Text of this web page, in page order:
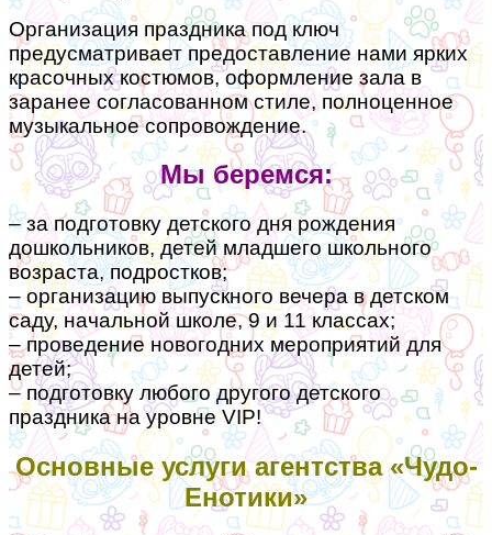
Организация праздника под ключ
предусматривает предоставление нами ярких
красочных костюмов, оформление зала в
заранее согласованном стиле, полноценное
музыкальное сопровождение.
Мы беремся:
– за подготовку детского дня рождения
дошкольников, детей младшего школьного
возраста, подростков;
– организацию выпускного вечера в детском
саду, начальной школе, 9 и 11 классах;
– проведение новогодних мероприятий для
детей;
– подготовку любого другого детского
праздника на уровне VIP!
Основные услуги агентства «Чудо-
Енотики»